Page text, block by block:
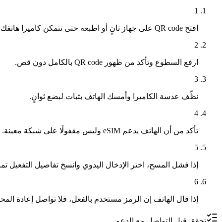
1
افتح QR code على جهاز ثانٍ أو اطبعه حتى تتمكن كاميرا هاتفك من مسحه بوضوح.
2
ارفع السطوع وتأكد من ظهور QR code بالكامل دون قص.
3
نظّف عدسة الكاميرا وأمسك الهاتف بثبات لبضع ثوانٍ.
4
تأكد من أن الهاتف يدعم eSIM وليس مقفولًا على شبكة معينة.
5
إذا فشل المسح، اختر الإدخال اليدوي وانسخ تفاصيل التفعيل
6
إذا قال الهاتف إن الرمز مستخدم بالفعل، فلا تواصل إعادة